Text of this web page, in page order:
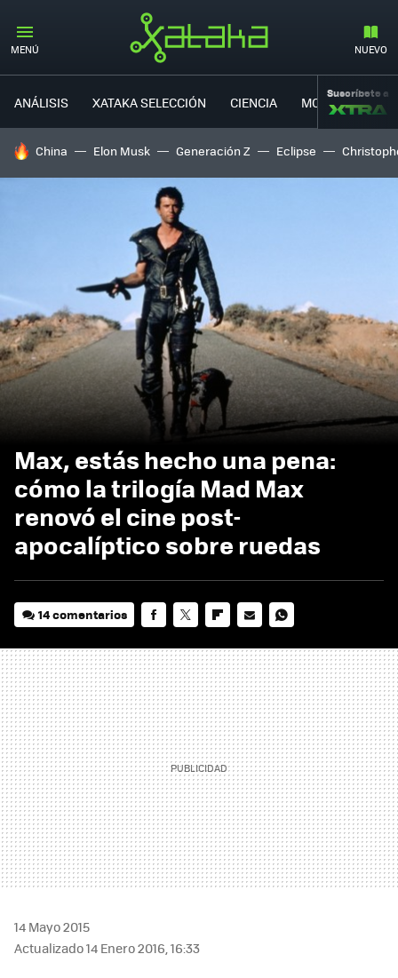
MENÚ NUEVO
ANÁLISIS XATAKA SELECCIÓN CIENCIA MOVILIDAD
Suscríbete a
HOY SE HABLA DE
China Elon Musk Generación Z Eclipse
Max, estás hecho una pena:
cómo la trilogía Mad Max
renovó el cine post-
apocalíptico sobre ruedas
14 comentarios
MAIL
14 Mayo 2015
Actualizado 14 Enero 2016, 16:33